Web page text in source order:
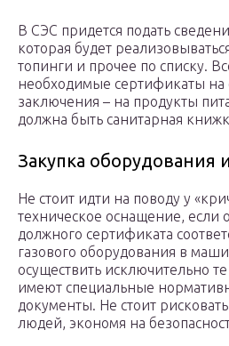
В СЭС придется подать
которая будет
топинги и прочее по списку.
необходимые сертификаты на
заключения – на продукты
должна быть санитарная
Закупка оборудования
Не стоит идти на поводу у
техническое оснащение, если
должного сертификата
газового оборудования в
осуществить исключительно
имеют специальные
документы. Не стоит
людей, экономя на